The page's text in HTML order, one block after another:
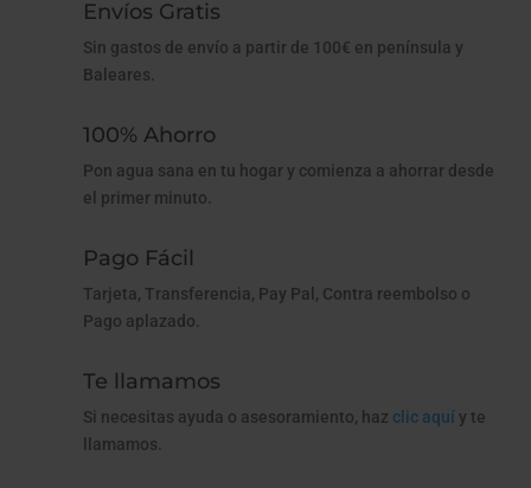
Envíos Gratis
Sin gastos de envío a partir de 100€ en península y
Baleares.
100% Ahorro
Pon agua sana en tu hogar y comienza a ahorrar desde
el primer minuto.
Pago Fácil
Tarjeta, Transferencia, Pay Pal, Contra reembolso o
Pago aplazado.
Te llamamos
Si necesitas ayuda o asesoramiento, haz clic aquíy te
llamamos.